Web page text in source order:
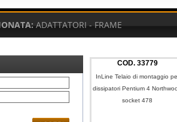
ADATTATORI - FRAME
COD. 33779
InLine Telaio di montaggio
dissipatori Pentium 4
socket 478